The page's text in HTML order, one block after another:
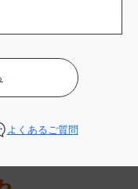
よくあるご質問